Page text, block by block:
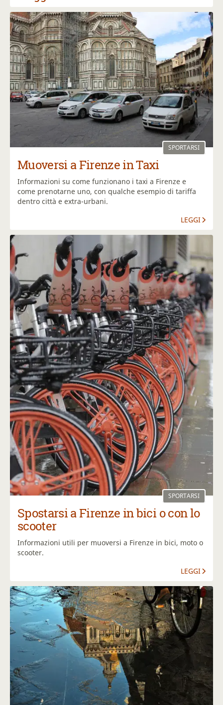
SPORTARSI
Muoversi a Firenze in Taxi
Informazioni su come funzionano i taxi a Firenze e
come prenotarne uno, con qualche esempio di tariffa
dentro città e extra-urbani.
LEGGI
SPORTARSI
Spostarsi a Firenze in bici o con lo
scooter
Informazioni utili per muoversi a Firenze in bici, moto o
scooter.
LEGGI